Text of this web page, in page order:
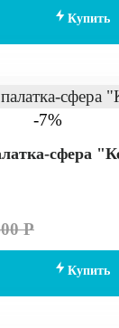
Купить
-7%
сфера
Р
Купить